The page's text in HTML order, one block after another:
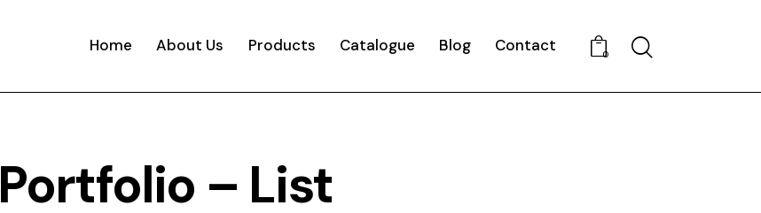
Home About Us Products Catalogue Blog Contact 0
Portfolio – List